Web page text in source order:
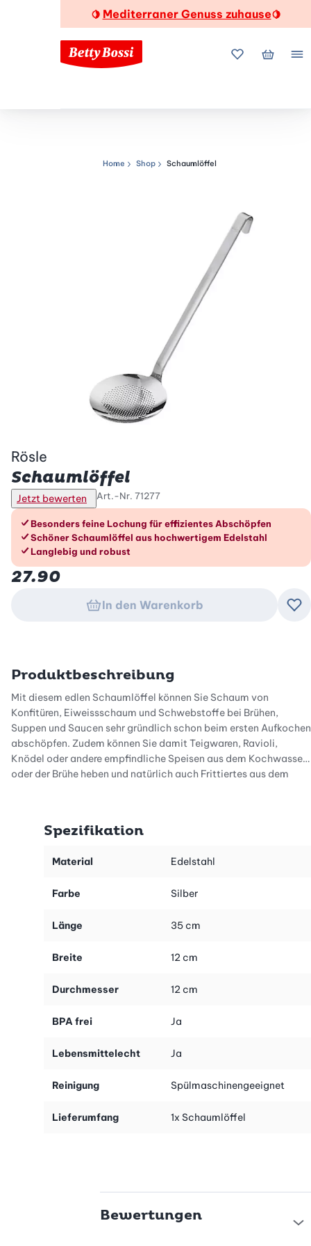
🍋 Mediterraner Genuss zuhause🍋
MeineMein
Navigationspfad
Home Shop Schaumlöffel
Rösle
Schaumlöffel
Jetzt bewerten Art.-Nr. 71277
Die Vorteile im Überblick
Besonders feine Lochung für effizientes Abschöpfen
Schöner Schaumlöffel aus hochwertigem Edelstahl
Langlebig und robust
27.90
In den Warenkorb
Produktbeschreibung
Mit diesem edlen Schaumlöffel können Sie Schaum von
Konfitüren, Eiweissschaum und Schwebstoffe bei Brühen,
Suppen und Saucen sehr gründlich schon beim ersten Aufkochen
abschöpfen. Zudem können Sie damit Teigwaren, Ravioli,
Knödel oder andere empfindliche Speisen aus dem Kochwasser
oder der Brühe heben und natürlich auch Frittiertes aus dem
bequem schöpfen, auch wenn es sich auf dem Pfannengrund
Schweissnähte oder Kanten - er ist somit absolut pflegeleicht
hochwertige, massive Edelstahl macht den Schaumlöffel
verbiegen.
Spezifikation
Material Edelstahl
Farbe Silber
Länge 35 cm
Breite 12 cm
Durchmesser 12 cm
BPA frei Ja
Lebensmittelecht Ja
Reinigung Spülmaschinengeeignet
Lieferumfang 1x Schaumlöffel
Bewertungen